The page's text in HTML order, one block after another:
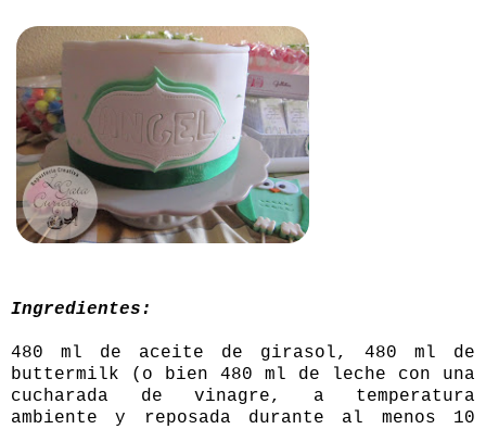
Ingredientes:
480 ml de aceite de girasol, 480 ml de
buttermilk (o bien 480 ml de leche con una
cucharada de vinagre, a temperatura
ambiente y reposada durante al menos 10